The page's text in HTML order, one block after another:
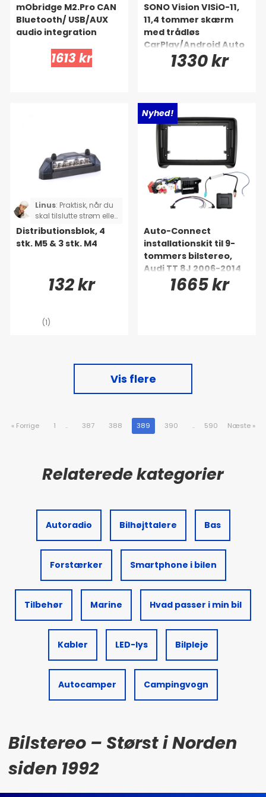
mObridge M2.Pro CAN
Bluetooth/ USB/AUX
audio integration
1613 kr
SONO Vision VISiO-11,
11,4 tommer skærm
med trådløs
CarPlay/Android Auto
1330 kr
Linus: Praktisk, når du
skal tilslutte strøm eller
højttalerkabel!
Distributionsblok, 4
stk. M5 & 3 stk. M4
132 kr
(1)
Nyhed!
Auto-Connect
installationskit til 9-
tommers bilstereo,
Audi TT 8J 2006-2014
1665 kr
Vis flere
« Forrige 1 .. 387 388 389 390 .. 590 Næste »
Autoradio Bilhøjttalere Bas
Forstærker Smartphone i bilen
Tilbehør Marine Hvad passer i min bil
Kabler LED-lys Bilpleje
Autocamper Campingvogn
Bilstereo – Størst i Norden
siden 1992